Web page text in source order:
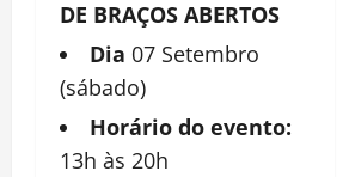
DE BRAÇOS ABERTOS
Dia 07 Setembro
(sábado)
Horário do evento:
13h às 20h